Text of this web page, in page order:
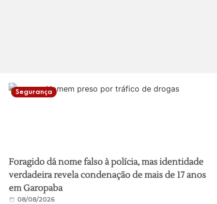
Segurança
Foragido dá nome falso à polícia, mas identidade
verdadeira revela condenação de mais de 17 anos
em Garopaba
08/08/2026